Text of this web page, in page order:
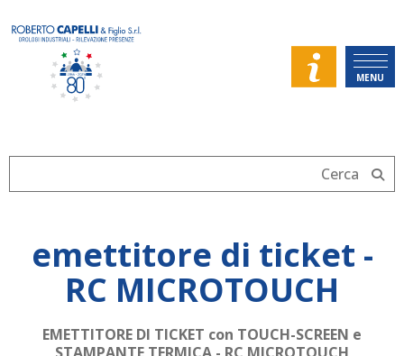
MENU
emettitore di ticket -
RC MICROTOUCH
EMETTITORE DI TICKET con TOUCH-SCREEN e